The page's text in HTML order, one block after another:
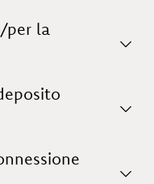
non custodito
per la
.
la reception